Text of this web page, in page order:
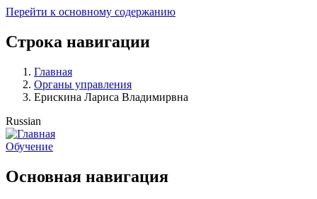
Перейти к основному содержанию
Строка навигации
Главная
Органы управления
Ерискина Лариса Владимирвна
Russian
Обучение
Основная навигация